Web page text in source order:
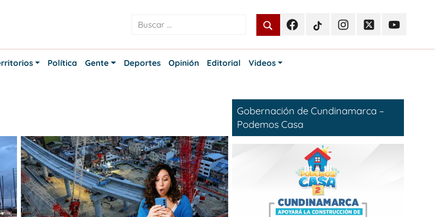
FacebookTikTokInstagramTwitterYoutube
Política Gente Deportes Opinión Editorial Videos
Gobernación de Cundinamarca –
Podemos Casa